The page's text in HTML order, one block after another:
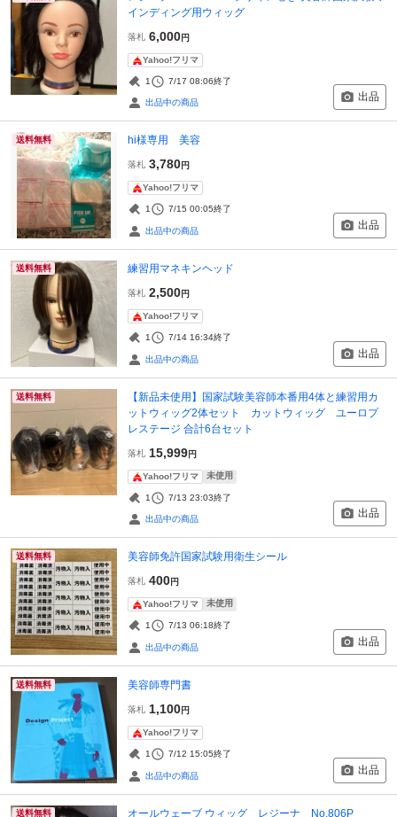
インディング用ウィッグ
落札 6,000円
Yahoo!フリマ
1 7/17 08:06終了
出品中の商品 出品
送料無料 hi様専用 美容
落札 3,780円
Yahoo!フリマ
1 7/15 00:05終了
出品中の商品 出品
送料無料 練習用マネキンヘッド
落札 2,500円
Yahoo!フリマ
1 7/14 16:34終了
出品中の商品 出品
送料無料
【新品未使用】国家試験美容師本番用4体と練習用カ
ットウィッグ2体セット カットウィッグ ユーロプ
レステージ 合計6台セット
落札 15,999円
Yahoo!フリマ 未使用
1 7/13 23:03終了
出品中の商品 出品
送料無料 美容師免許国家試験用衛生シール
落札 400円
Yahoo!フリマ 未使用
1 7/13 06:18終了
出品中の商品 出品
送料無料 美容師専門書
落札 1,100円
Yahoo!フリマ
1 7/12 15:05終了
出品中の商品 出品
送料無料 オールウェーブ ウィッグ レジーナ No.806P